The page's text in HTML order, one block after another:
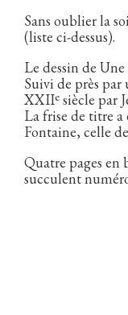
Sans oublier la
(liste ci-dessus).
Le dessin de
Suivi de près
XXIIe siècle par
La frise de titre
Fontaine, celle
Quatre pages
succulent